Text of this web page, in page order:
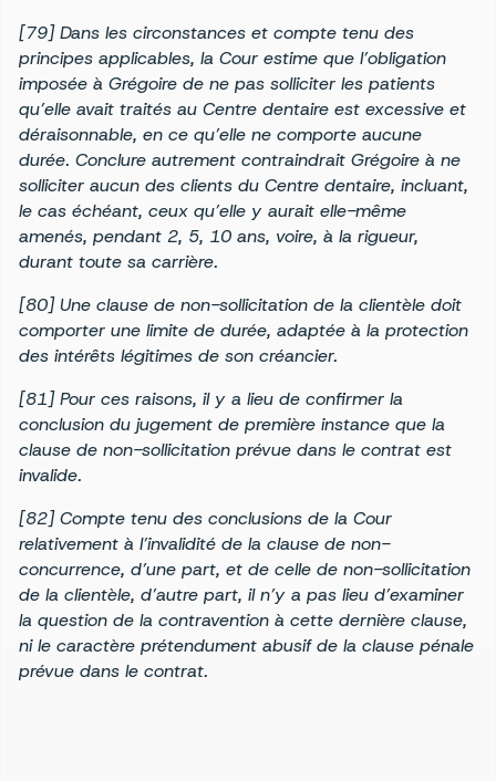
[79] Dans les circonstances et compte tenu des
principes applicables, la Cour estime que l’obligation
imposée à Grégoire de ne pas solliciter les patients
qu’elle avait traités au Centre dentaire est excessive et
déraisonnable, en ce qu’elle ne comporte aucune
durée. Conclure autrement contraindrait Grégoire à ne
solliciter aucun des clients du Centre dentaire, incluant,
le cas échéant, ceux qu’elle y aurait elle-même
amenés, pendant 2, 5, 10 ans, voire, à la rigueur,
durant toute sa carrière.
[80] Une clause de non-sollicitation de la clientèle doit
comporter une limite de durée, adaptée à la protection
des intérêts légitimes de son créancier.
[81] Pour ces raisons, il y a lieu de confirmer la
conclusion du jugement de première instance que la
clause de non-sollicitation prévue dans le contrat est
invalide.
[82] Compte tenu des conclusions de la Cour
relativement à l’invalidité de la clause de non-
concurrence, d’une part, et de celle de non-sollicitation
de la clientèle, d’autre part, il n’y a pas lieu d’examiner
la question de la contravention à cette dernière clause,
ni le caractère prétendument abusif de la clause pénale
prévue dans le contrat.